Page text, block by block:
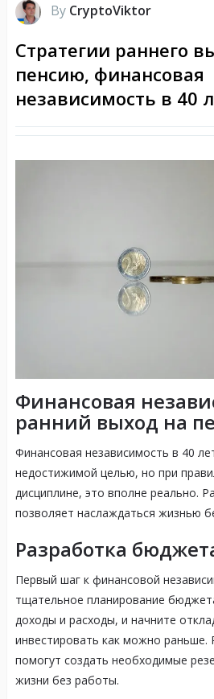
By CryptoViktor
Стратегии раннего
пенсию, финансовая
независимость в 40
Финансовая
ранний выход на
Финансовая независимость в 40
недостижимой целью, но при
дисциплине, это вполне реально.
позволяет наслаждаться жизнью
Разработка
Первый шаг к финансовой
тщательное планирование
доходы и расходы, и начните
инвестировать как можно раньше.
помогут создать необходимые
жизни без работы.